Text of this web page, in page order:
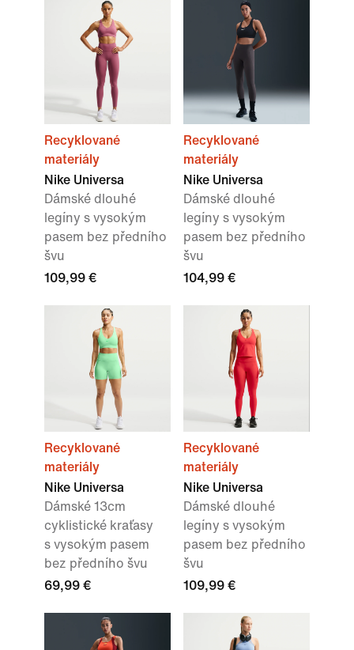
Recyklované
materiály
Nike Universa
Dámské dlouhé
legíny s vysokým
pasem bez předního
švu
109,99 €
Recyklované
materiály
Nike Universa
Dámské dlouhé
legíny s vysokým
pasem bez předního
švu
104,99 €
Recyklované
materiály
Nike Universa
Dámské 13cm
cyklistické kraťasy
s vysokým pasem
bez předního švu
69,99 €
Recyklované
materiály
Nike Universa
Dámské dlouhé
legíny s vysokým
pasem bez předního
švu
109,99 €